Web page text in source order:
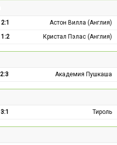
2:1
Астон Вилла (Англия)
1:2 Кристал Пэлас (Англия)
2:3 Академия Пушкаша
3:1 Тироль